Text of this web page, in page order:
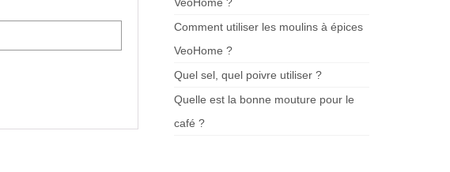
Comment utiliser les moulins à épices
VeoHome ?
Quel sel, quel poivre utiliser ?
Quelle est la bonne mouture pour le
café ?